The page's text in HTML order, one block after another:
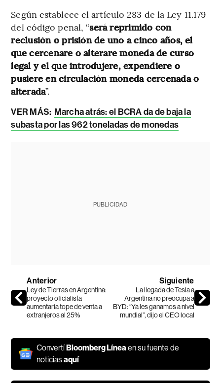
Según establece el artículo 283 de la Ley 11.179
del código penal, “será reprimido con
reclusión o prisión de uno a cinco años, el
que cercenare o alterare moneda de curso
legal y el que introdujere, expendiere o
pusiere en circulación moneda cercenada o
alterada”.
VER MÁS: Marcha atrás: el BCRA da de baja la
subasta por las 962 toneladas de monedas
PUBLICIDAD
Anterior
Ley de Tierras en Argentina:
proyecto oficialista
aumentaría tope de venta a
extranjeros al 25%
Siguiente
La llegada de Tesla a
Argentina no preocupa a
BYD: “Ya les ganamos a nivel
mundial”, dijo el CEO local
ConvertíBloomberg Línea en su fuente de
noticiasaquí